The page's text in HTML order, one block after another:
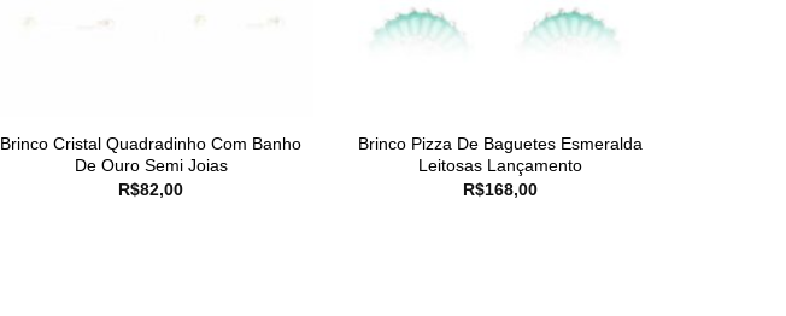
Brinco Cristal Quadradinho Com Banho
De Ouro Semi Joias
R$82,00
Brinco Pizza De Baguetes Esmeralda
Leitosas Lançamento
R$168,00